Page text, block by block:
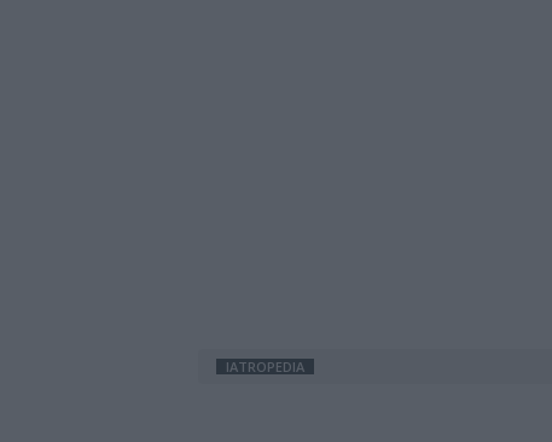
IATROPEDIA